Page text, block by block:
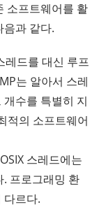
소프트웨어를 활
음과 같다.
레드를 대신 루프
는 알아서 스레
수를 특별히 지
적의 소프트웨어
스레드에는
프로그래밍 환
다르다.